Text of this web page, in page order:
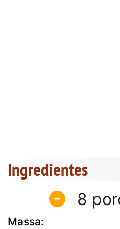
Ingredientes
8
Massa: